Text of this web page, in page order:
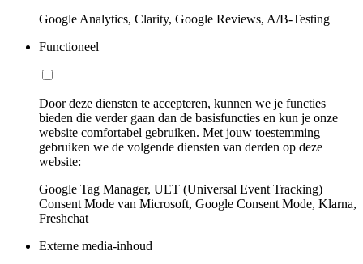
Google Analytics, Clarity, Google Reviews, A/B-Testing
Functioneel
Door deze diensten te accepteren, kunnen we je functies
bieden die verder gaan dan de basisfuncties en kun je onze
website comfortabel gebruiken. Met jouw toestemming
gebruiken we de volgende diensten van derden op deze
website:
Google Tag Manager, UET (Universal Event Tracking)
Consent Mode van Microsoft, Google Consent Mode, Klarna,
Freshchat
Externe media-inhoud